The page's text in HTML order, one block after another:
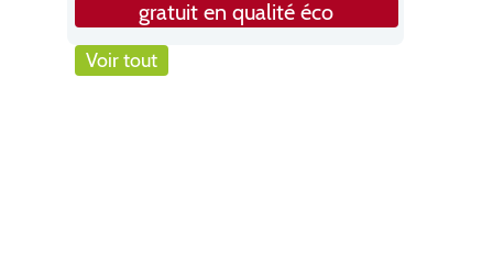
gratuit en qualité éco
Voir tout